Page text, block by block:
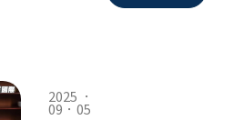
2025 ．
09．05